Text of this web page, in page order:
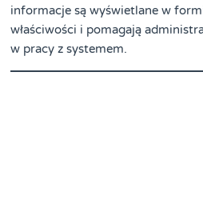
informacje są wyświetlane w
właściwości i pomagają
w pracy z systemem.